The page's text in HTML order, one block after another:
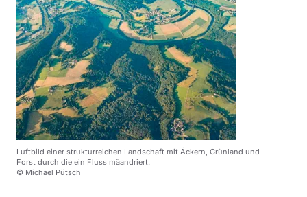
Luftbild einer strukturreichen Landschaft mit Äckern, Grünland und
Forst durch die ein Fluss mäandriert.
© Michael Pütsch
Sprungmarke